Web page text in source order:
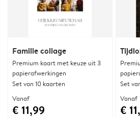
Familie collage
Premium kaart met keuze uit 3
papierafwerkingen
Set van 10 kaarten
Vanaf
€ 11,99
Set
Vanaf
€